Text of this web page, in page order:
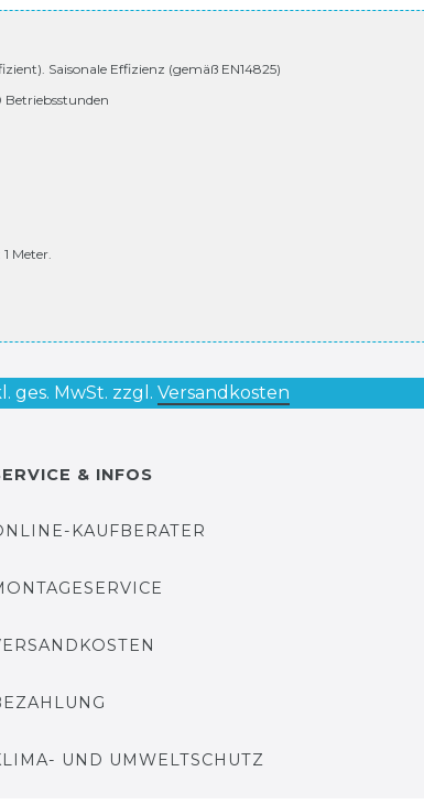
Saisonale Effizienz (gemäß EN14825)
Meter.
ges. MwSt. zzgl. Versandkosten
& INFOS
KAUFBERATER
UND UMWELTSCHUTZ